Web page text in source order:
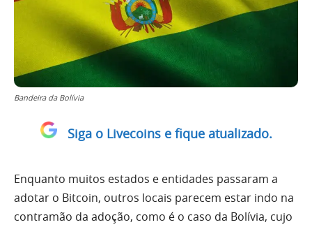
Bandeira da Bolívia
Siga o Livecoins e fique atualizado.
Enquanto muitos estados e entidades passaram a
adotar o Bitcoin, outros locais parecem estar indo na
contramão da adoção, como é o caso da Bolívia, cujo